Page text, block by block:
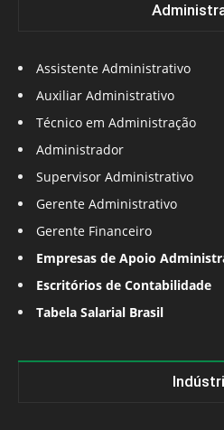
Assistente Administrativo
Auxiliar Administrativo
Técnico em Administração
Administrador
Supervisor Administrativo
Gerente Administrativo
Gerente Financeiro
Empresas de Apoio
Escritórios de Contabilidade
Tabela Salarial Brasil